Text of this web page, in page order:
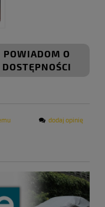
POWIADOM O
DOSTĘPNOŚCI
dodaj opinię